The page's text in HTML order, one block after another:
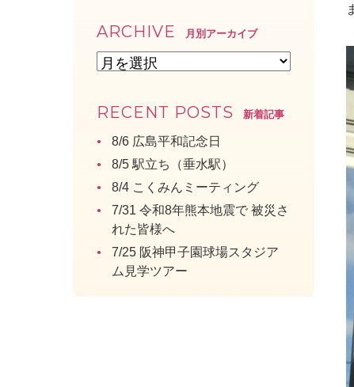
ARCHIVE 月別アーカイブ
RECENT POSTS 新着記事
8/6 広島平和記念日
8/5 駅立ち（垂水駅）
8/4 こくみんミーティング
7/31 令和8年熊本地震で 被災さ
れた皆様へ
7/25 阪神甲子園球場スタジア
ム見学ツアー